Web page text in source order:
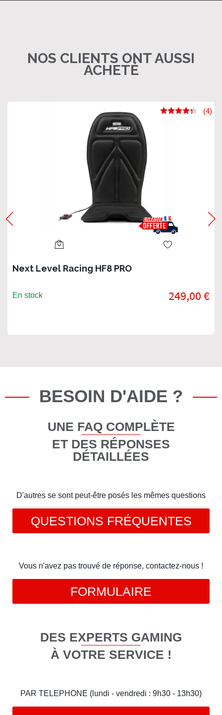
NOS CLIENTS ONT AUSSI
ACHETÉ
Next Level Racing HF8 PRO
(4)
En stock 249,00 €
BESOIN D'AIDE ?
UNE FAQ COMPLÈTE
ET DES RÉPONSES
DÉTAILLÉES
D'autres se sont peut-être posés les mêmes questions
QUESTIONS FRÉQUENTES
Vous n'avez pas trouvé de réponse, contactez-nous !
FORMULAIRE
DES EXPERTS GAMING
À VOTRE SERVICE !
PAR TELEPHONE (lundi - vendredi : 9h30 - 13h30)